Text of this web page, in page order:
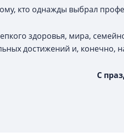
кто однажды выбрал
здоровья, мира,
достижений и, конечно,
С